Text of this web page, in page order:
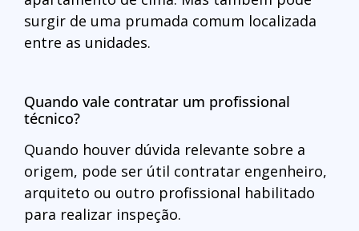
surgir de uma prumada comum localizada
entre as unidades.
Quando vale contratar um profissional
técnico?
Quando houver dúvida relevante sobre a
origem, pode ser útil contratar engenheiro,
arquiteto ou outro profissional habilitado
para realizar inspeção.